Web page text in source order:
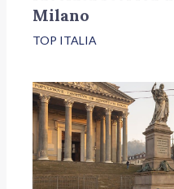
Milano
TOP ITALIA